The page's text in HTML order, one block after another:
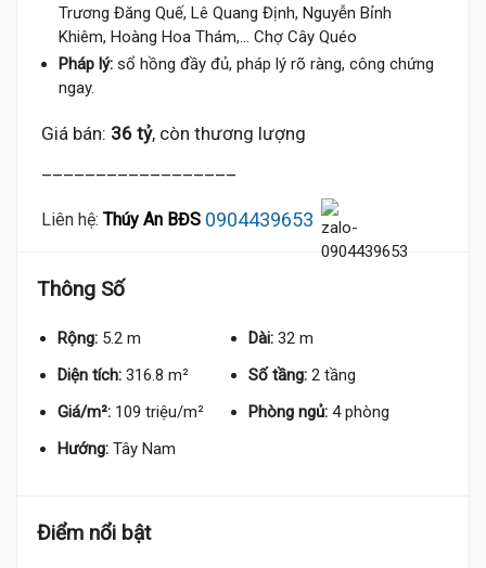
Trương Đăng Quế, Lê Quang Định, Nguyễn Bỉnh
Khiêm, Hoàng Hoa Thám,... Chợ Cây Quéo
Pháp lý: sổ hồng đầy đủ, pháp lý rõ ràng, công chứng
ngay.
Giá bán: 36 tỷ, còn thương lượng
Liên hệ: Thúy An BĐS 0904439653
Thông Số
Rộng: 5.2 m Dài: 32 m
Diện tích: 316.8 m² Số tầng: 2 tầng
Giá/m²: 109 triệu/m² Phòng ngủ: 4 phòng
Hướng: Tây Nam
Điểm nổi bật